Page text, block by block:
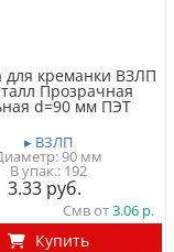
креманки ВЗЛП
Прозрачная
d=90 мм ПЭТ
▸ ВЗЛП
90 мм
192
3.33
Смв от3.06
Купить